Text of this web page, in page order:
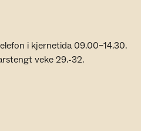
i kjernetida 09.00–14.30.
veke 29.-32.